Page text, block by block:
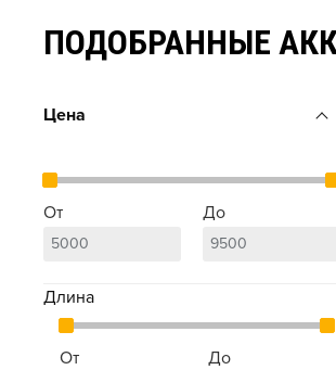
ПОДОБРАННЫЕ
Цена
От До
Длина
От До